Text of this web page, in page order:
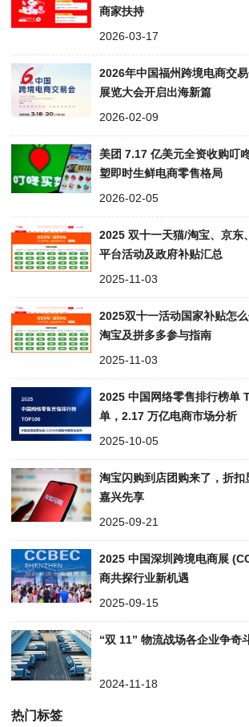
商家扶持
2026-03-17
2026年中国福州跨境电商交
展览大会开启出海新篇
2026-02-09
美团 7.17 亿美元全资收购叮
塑即时生鲜电商零售格局
2026-02-05
2025 双十一天猫/淘宝、京东
平台活动及政府补贴汇总
2025-11-03
2025双十一活动国家补贴怎
淘宝及拼多多参与指南
2025-11-03
2025 中国网络零售排行榜单
单，2.17 万亿电商市场分析
2025-10-05
淘宝闪购到店团购来了，折扣
嘉兴先享
2025-09-21
2025 中国深圳跨境电商展
商共探行业新机遇
2025-09-15
“双 11” 物流战场各企业争奇
2024-11-18
热门标签